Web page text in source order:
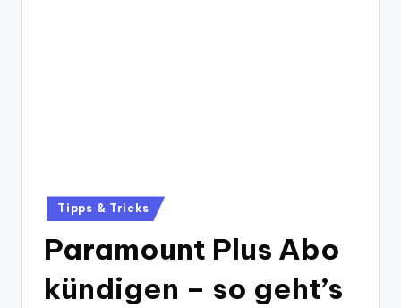
Posted
in
Tipps & Tricks
Paramount Plus Abo
kündigen – so geht’s